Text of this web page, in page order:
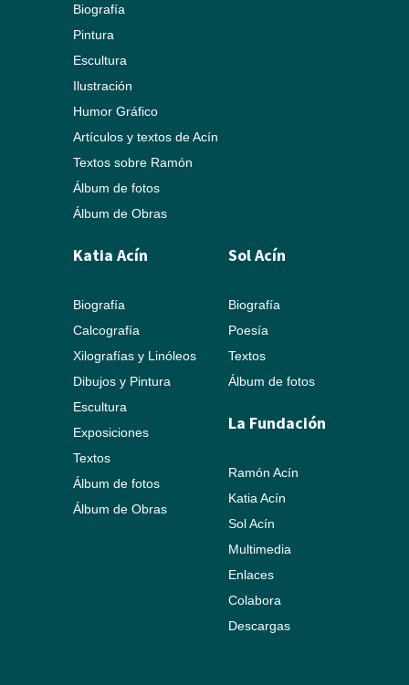
Biografía
Pintura
Escultura
Ilustración
Humor Gráfico
Artículos y textos de Acín
Textos sobre Ramón
Álbum de fotos
Álbum de Obras
Katia Acín
Biografía
Calcografía
Xilografías y Linóleos
Dibujos y Pintura
Escultura
Exposiciones
Textos
Álbum de fotos
Álbum de Obras
Sol Acín
Biografía
Poesía
Textos
Álbum de fotos
La Fundación
Ramón Acín
Katia Acín
Sol Acín
Multimedia
Enlaces
Colabora
Descargas